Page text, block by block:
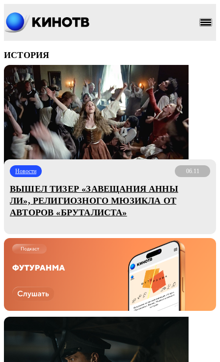
ИСТОРИЯ
Новости 06.11
ВЫШЕЛ ТИЗЕР «ЗАВЕЩАНИЯ АННЫ
ЛИ», РЕЛИГИОЗНОГО МЮЗИКЛА ОТ
АВТОРОВ «БРУТАЛИСТА»